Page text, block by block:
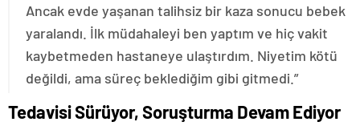
Ancak evde yaşanan talihsiz bir kaza sonucu bebek
yaralandı. İlk müdahaleyi ben yaptım ve hiç vakit
kaybetmeden hastaneye ulaştırdım. Niyetim kötü
değildi, ama süreç beklediğim gibi gitmedi.”
Tedavisi Sürüyor, Soruşturma Devam Ediyor